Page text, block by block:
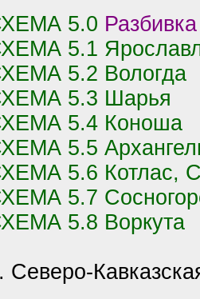
5.0
5.1
5.2 Вологда
5.3 Шарья
5.4 Коноша
5.5
5.6 Котлас,
5.7
5.8 Воркута
Северо-